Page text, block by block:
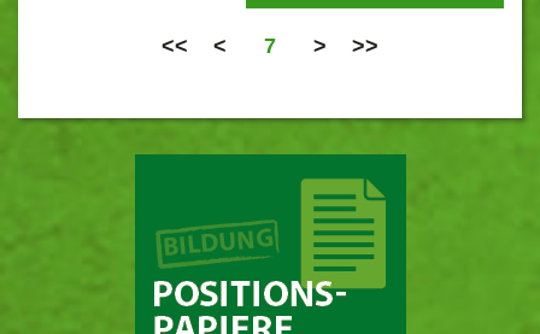
<< < 7 > >>